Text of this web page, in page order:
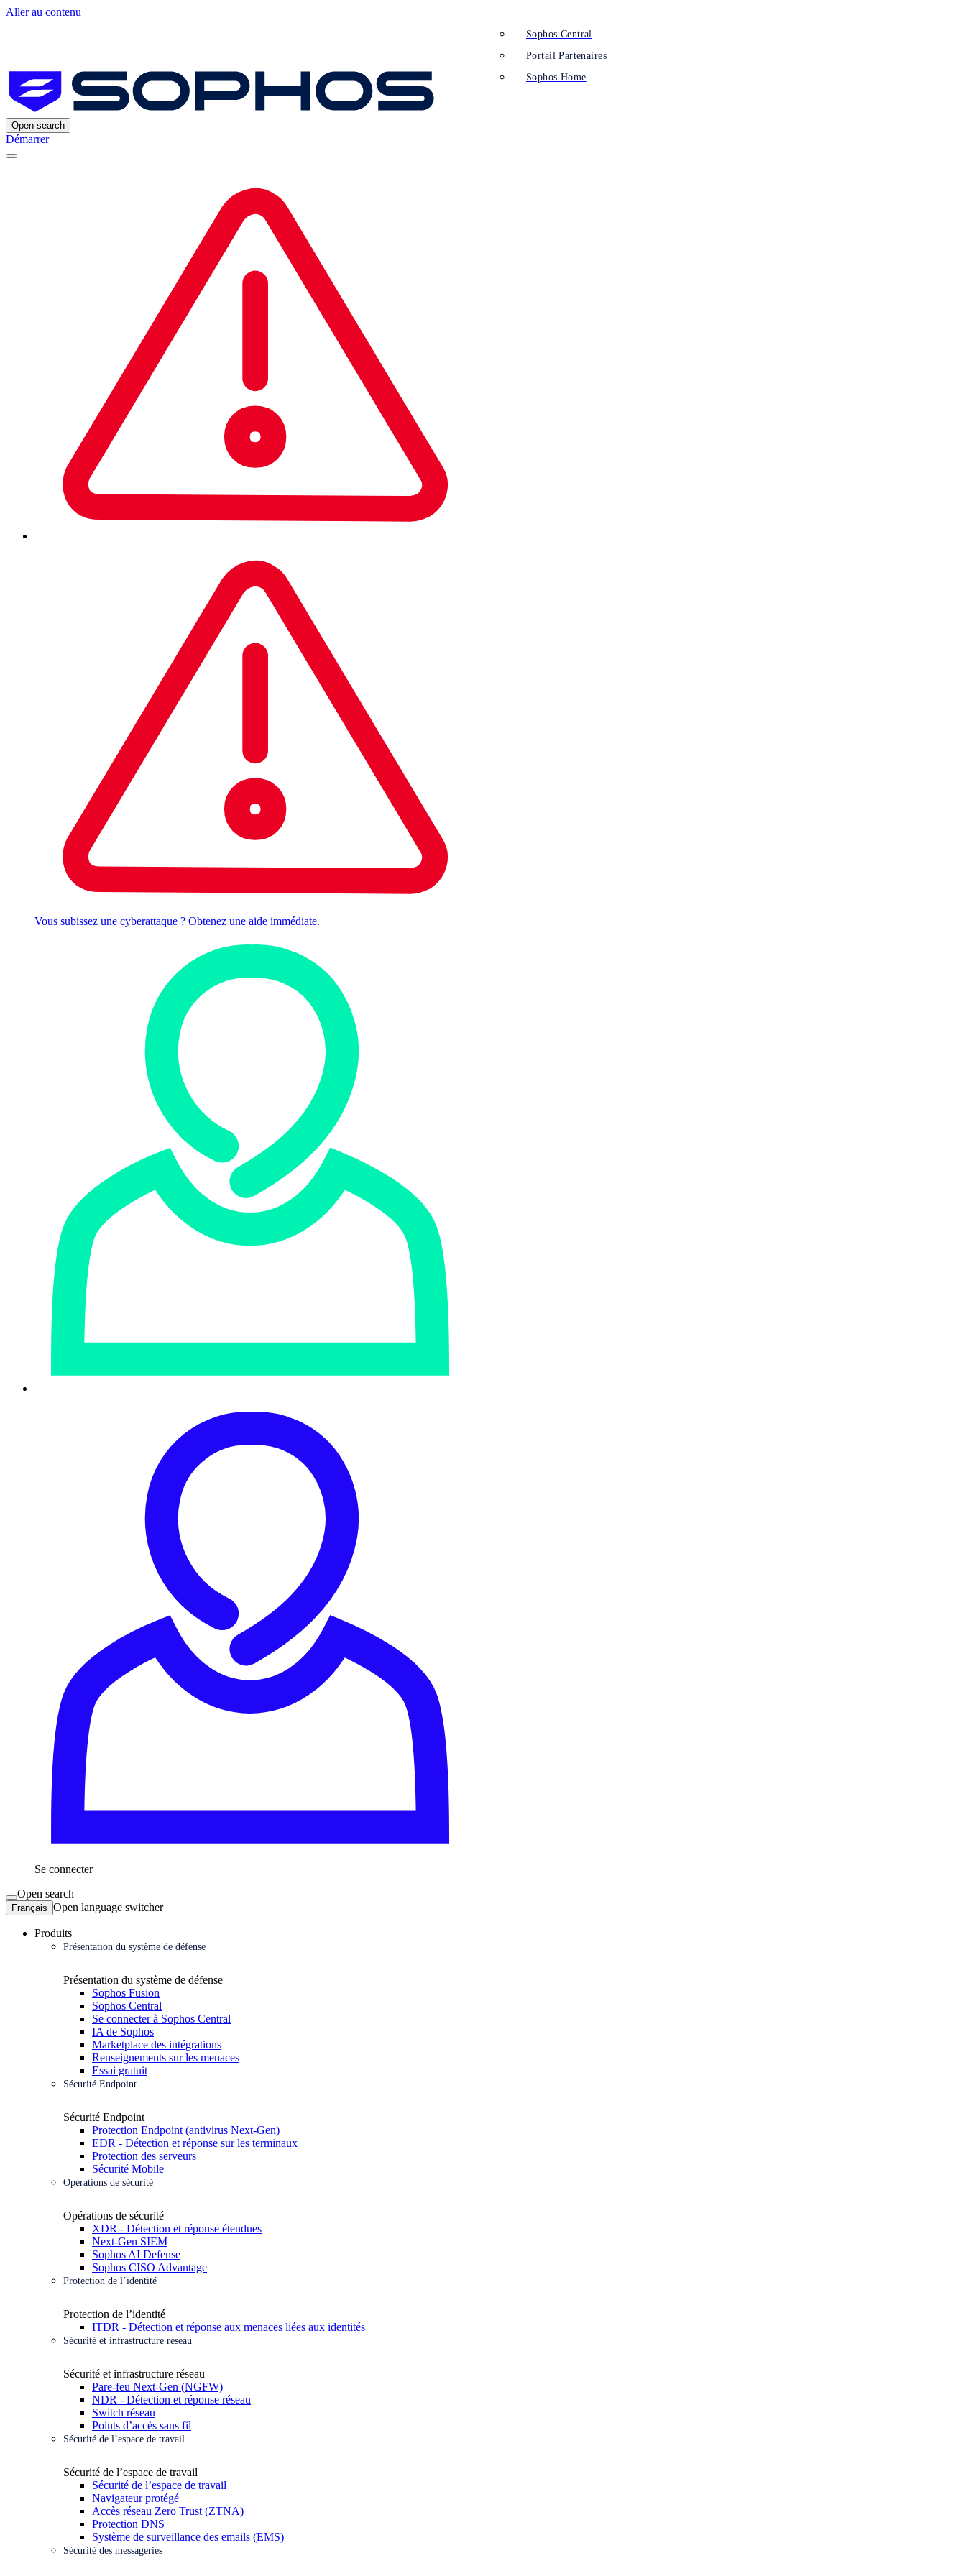
Aller au contenu
Open search
Démarrer
Vous subissez une cyberattaque ? Obtenez une aide immédiate.
Se connecter
Sophos Central
Portail Partenaires
Sophos Home
Open search
Français Open language switcher
Produits
Présentation du système de défense
Présentation du système de défense
Sophos Fusion
Sophos Central
Se connecter à Sophos Central
IA de Sophos
Marketplace des intégrations
Renseignements sur les menaces
Essai gratuit
Sécurité Endpoint
Sécurité Endpoint
Protection Endpoint (antivirus Next-Gen)
EDR - Détection et réponse sur les terminaux
Protection des serveurs
Sécurité Mobile
Opérations de sécurité
Opérations de sécurité
XDR - Détection et réponse étendues
Next-Gen SIEM
Sophos AI Defense
Sophos CISO Advantage
Protection de l’identité
Protection de l’identité
ITDR - Détection et réponse aux menaces liées aux identités
Sécurité et infrastructure réseau
Sécurité et infrastructure réseau
Pare-feu Next-Gen (NGFW)
NDR - Détection et réponse réseau
Switch réseau
Points d’accès sans fil
Sécurité de l’espace de travail
Sécurité de l’espace de travail
Sécurité de l’espace de travail
Navigateur protégé
Accès réseau Zero Trust (ZTNA)
Protection DNS
Système de surveillance des emails (EMS)
Sécurité des messageries